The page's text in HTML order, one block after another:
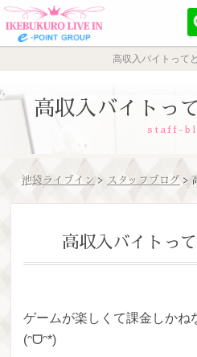
高収入バイトって
高収入バイトっ
staff-
池袋ライブイン > スタッフブログ >
高収入バイトっ
ゲームが楽しくて課金しかね
(ᵔᗜᵔ*)